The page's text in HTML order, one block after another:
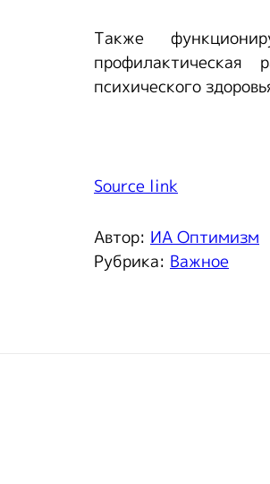
Также
психического
Source link
Автор: ИА Оптимизм
Рубрика: Важное